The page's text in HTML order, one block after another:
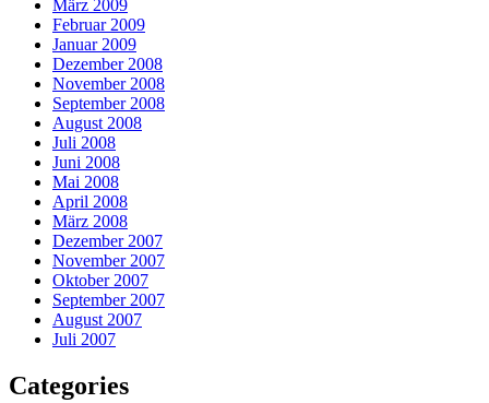
März 2009
Februar 2009
Januar 2009
Dezember 2008
November 2008
September 2008
August 2008
Juli 2008
Juni 2008
Mai 2008
April 2008
März 2008
Dezember 2007
November 2007
Oktober 2007
September 2007
August 2007
Juli 2007
Categories